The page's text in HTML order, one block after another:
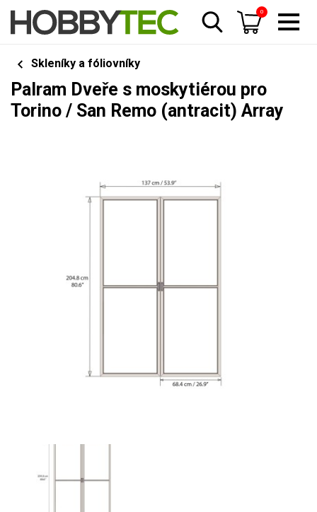
0
Skleníky a fóliovníky
Palram Dveře s moskytiérou pro
Torino / San Remo (antracit) Array